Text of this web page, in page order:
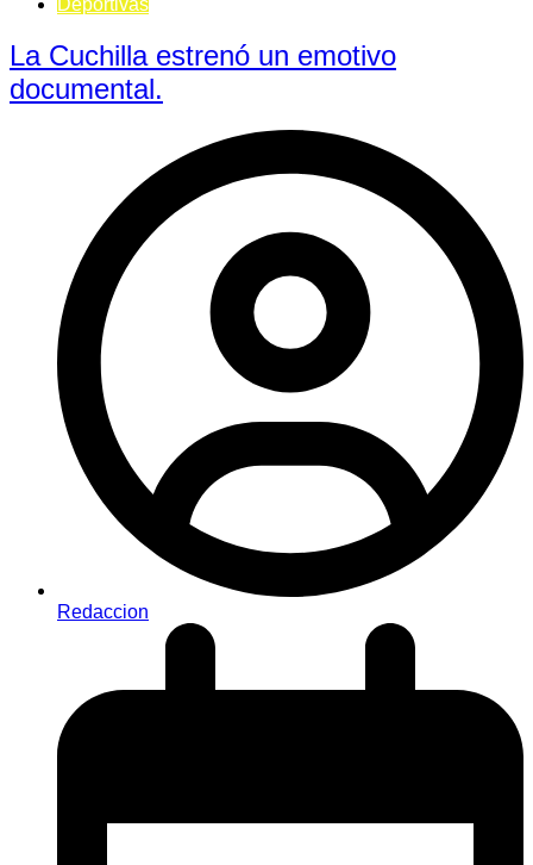
Deportivas
La Cuchilla estrenó un emotivo
documental.
Redaccion